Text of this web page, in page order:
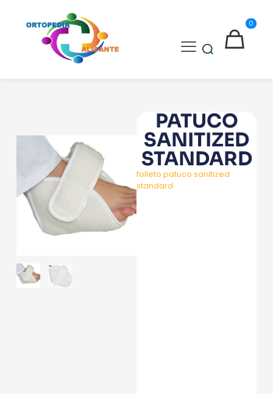
0
PATUCO
SANITIZED
STANDARD
folleto patuco sanitized
standard